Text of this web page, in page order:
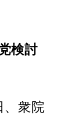
検討
衆院